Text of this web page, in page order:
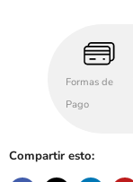
Formas de
Pago
Compartir esto: